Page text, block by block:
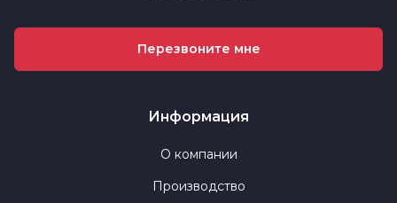
Перезвоните мне
Информация
О компании
Производство